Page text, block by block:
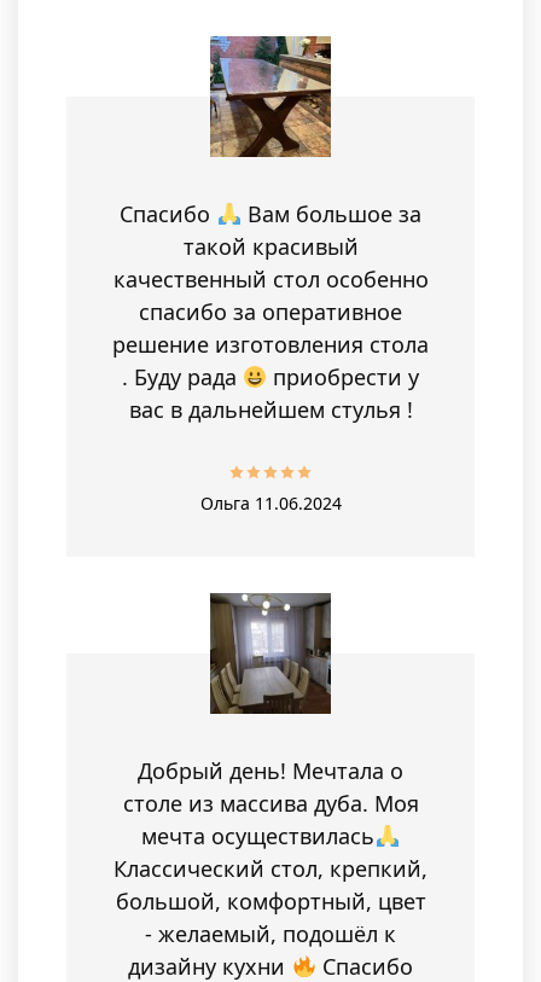
Спасибо
Вам большое за
такой красивый
качественный стол особенно
спасибо за оперативное
решение изготовления стола
. Буду рада
приобрести у
вас в дальнейшем стулья !
Ольга 11.06.2024
Добрый день! Мечтала о
столе из массива дуба. Моя
мечта осуществилась
Классический стол, крепкий,
большой, комфортный, цвет
- желаемый, подошёл к
дизайну кухни
Спасибо